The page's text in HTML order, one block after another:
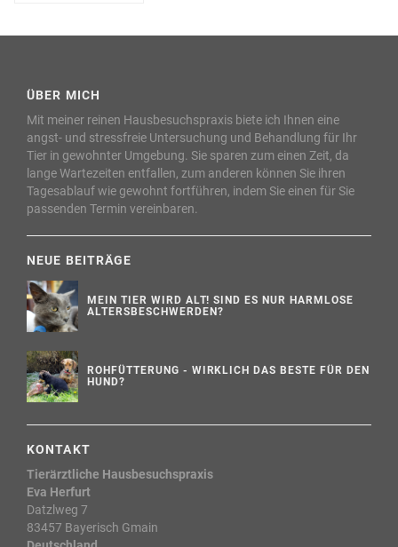
ÜBER MICH
Mit meiner reinen Hausbesuchspraxis biete ich Ihnen eine
angst- und stressfreie Untersuchung und Behandlung für Ihr
Tier in gewohnter Umgebung. Sie sparen zum einen Zeit, da
lange Wartezeiten entfallen, zum anderen können Sie ihren
Tagesablauf wie gewohnt fortführen, indem Sie einen für Sie
passenden Termin vereinbaren.
NEUE BEITRÄGE
MEIN TIER WIRD ALT! SIND ES NUR HARMLOSE
ALTERSBESCHWERDEN?
ROHFÜTTERUNG - WIRKLICH DAS BESTE FÜR DEN
HUND?
KONTAKT
Tierärztliche Hausbesuchspraxis
Eva Herfurt
Datzlweg 7
83457 Bayerisch Gmain